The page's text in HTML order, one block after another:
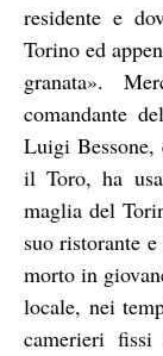
residente e
Torino ed
granata».
comandante
Luigi Bessone,
il Toro, ha
maglia del
suo ristorante
morto in
locale, nei
camerieri